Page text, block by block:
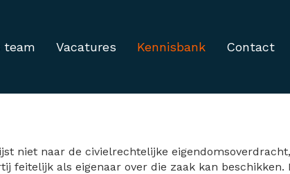
team Vacatures Kennisbank Contact
het kader van
niet naar de civielrechtelijke
feitelijk als eigenaar over die zaak kan beschikken.